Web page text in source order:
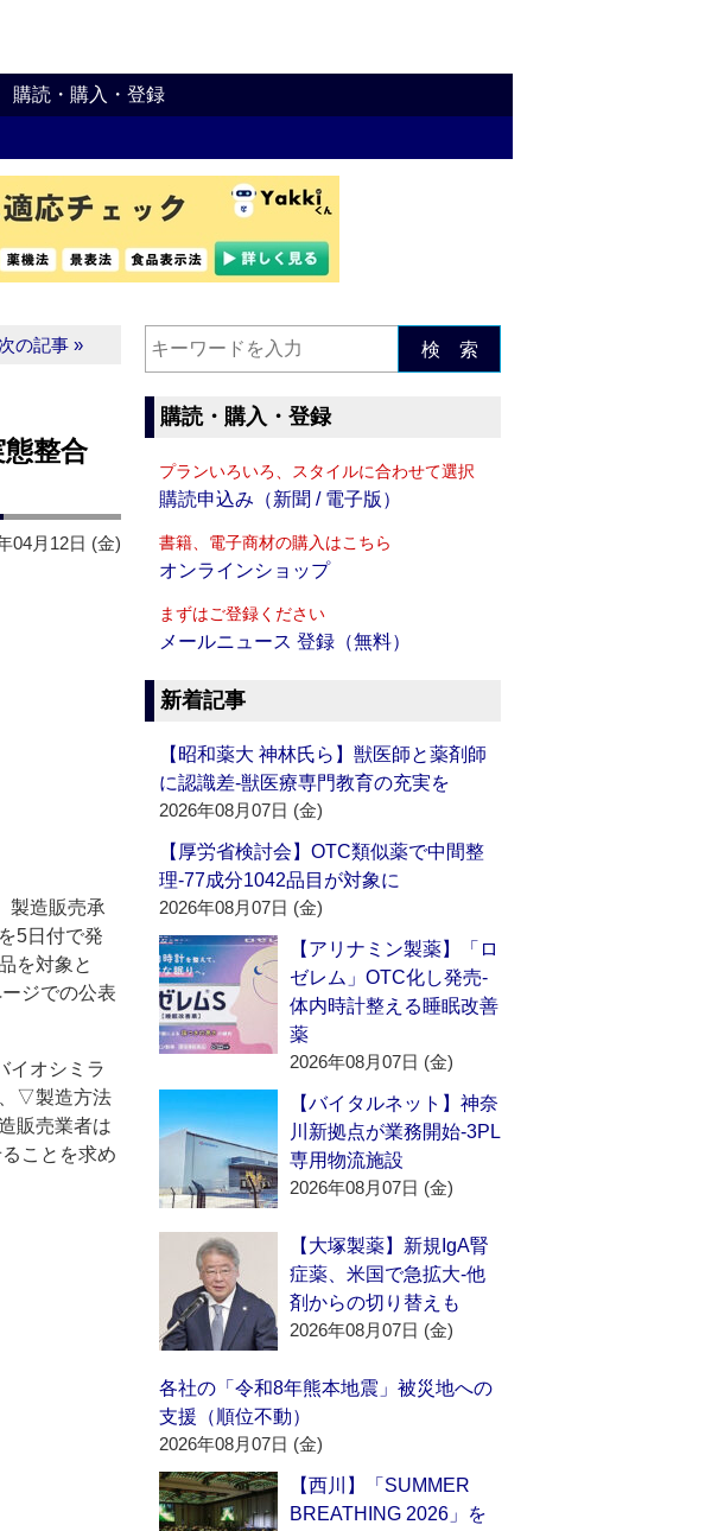
購読・購入・登録
の記事 »
態整合
04月12日 (金)
製造販売承
5日付で発
を対象と
ジでの公表
イオシミラ
▽製造方法
販売業者は
ことを求め
検 索
購読・購入・登録
プランいろいろ、スタイルに合わせて選択
購読申込み（新聞 / 電子版）
書籍、電子商材の購入はこちら
オンラインショップ
まずはご登録ください
メールニュース 登録（無料）
新着記事
【昭和薬大 神林氏ら】獣医師と薬剤師
に認識差‐獣医療専門教育の充実を
2026年08月07日 (金)
【厚労省検討会】OTC類似薬で中間整
理‐77成分1042品目が対象に
2026年08月07日 (金)
【アリナミン製薬】「ロ
ゼレム」OTC化し発売‐
体内時計整える睡眠改善
薬
2026年08月07日 (金)
【バイタルネット】神奈
川新拠点が業務開始‐3PL
専用物流施設
2026年08月07日 (金)
【大塚製薬】新規IgA腎
症薬、米国で急拡大‐他
剤からの切り替えも
2026年08月07日 (金)
各社の「令和8年熊本地震」被災地への
支援（順位不動）
2026年08月07日 (金)
【西川】「SUMMER
BREATHING 2026」を